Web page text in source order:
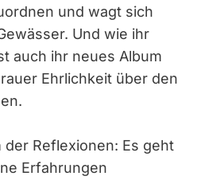
und wagt sich
Und wie ihr
auch ihr neues Album
Ehrlichkeit über den
der Reflexionen: Es geht
Erfahrungen